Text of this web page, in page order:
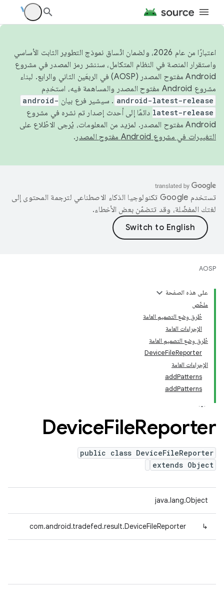
اعتبارًا من عام 2026، ولضمان اتّساق نموذج التطوير الثابت الأساسي
واستقرار المنصة في النظام المتكامل، سننشر رمز المصدر في مشروع
Android مفتوح المصدر (AOSP) في الربعَين الثاني والرابع. لبناء
مشروع Android مفتوح المصدر والمساهمة فيه، استخدِم
android-latest-release . سيشير فرع بيان android-
latest-release دائمًا إلى أحدث إصدار تم نشره في مشروع
Android مفتوح المصدر. لمزيد من المعلومات، يُرجى الاطّلاع على
التغييرات في مشروع Android مفتوح المصدر
.
تستخدم Google تكنولوجيا الذكاء الاصطناعي لترجمة المحتوى إلى
لغتك المفضّلة، وقد تتضمّن بعض الأخطاء.
AOSP
على هذه الصفحة
ملخّص
طُرق وضع التصميم العامة
الإجراءات العامة
طُرق وضع التصميم العامة
DeviceFileReporter
الإجراءات العامة
addPatterns
addPatterns
‫DeviceFileReporter
public class DeviceFileReporter
extends Object
java.lang.Object
↳
com.android.tradefed.result.DeviceFileReporter